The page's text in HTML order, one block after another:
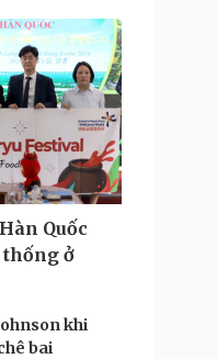
Quốc
thống ở
khi
bai